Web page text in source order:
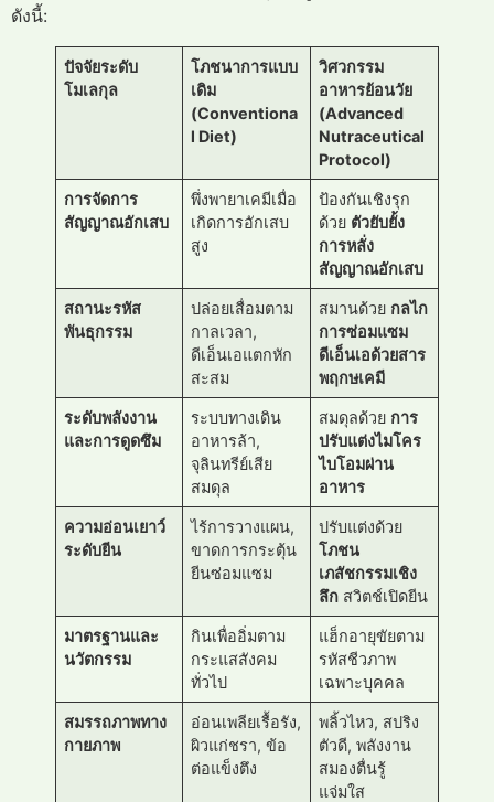
ดังนี้:
ปัจจัยระดับ
โมเลกุล
โภชนาการแบบ
เดิม
(Conventiona
l Diet)
วิศวกรรม
อาหารย้อนวัย
(Advanced
Nutraceutical
Protocol)
การจัดการ
สัญญาณอักเสบ
พึ่งพายาเคมีเมื่อ
เกิดการอักเสบ
สูง
ป้องกันเชิงรุก
ด้วย ตัวยับยั้ง
การหลั่ง
สัญญาณอักเสบ
สถานะรหัส
พันธุกรรม
ปล่อยเสื่อมตาม
กาลเวลา,
ดีเอ็นเอแตกหัก
สะสม
สมานด้วย กลไก
การซ่อมแซม
ดีเอ็นเอด้วยสาร
พฤกษเคมี
ระดับพลังงาน
และการดูดซึม
ระบบทางเดิน
อาหารล้า,
จุลินทรีย์เสีย
สมดุล
สมดุลด้วย การ
ปรับแต่งไมโคร
ไบโอมผ่าน
อาหาร
ความอ่อนเยาว์
ระดับยีน
ไร้การวางแผน,
ขาดการกระตุ้น
ยีนซ่อมแซม
ปรับแต่งด้วย
โภชน
เภสัชกรรมเชิง
ลึก สวิตช์เปิดยีน
มาตรฐานและ
นวัตกรรม
กินเพื่ออิ่มตาม
กระแสสังคม
ทั่วไป
แฮ็กอายุขัยตาม
รหัสชีวภาพ
เฉพาะบุคคล
สมรรถภาพทาง
กายภาพ
อ่อนเพลียเรื้อรัง,
ผิวแก่ชรา, ข้อ
ต่อแข็งตึง
พลิ้วไหว, สปริง
ตัวดี, พลังงาน
สมองตื่นรู้
แจ่มใส